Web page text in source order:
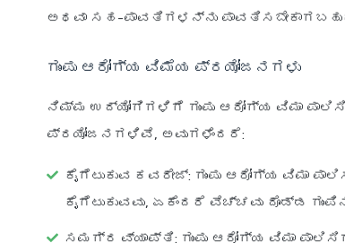
ಅಥವಾ ಸಹ-ಪಾವತಿಗಳನ್ನು
ಗುಂಪು ಆರೋಗ್ಯ ವಿಮೆಯ ಪ್ರಯೋಜನಗಳು
ನಿಮ್ಮ ಉದ್ಯೋಗಿಗಳಿಗೆ ಗುಂಪು ಆರೋಗ್ಯ ವಿಮಾ
ಪ್ರಯೋಜನಗಳಿವೆ, ಅವುಗಳೆಂದರೆ:
ಕೈಗೆಟುಕುವ ಕವರೇಜ್: ಗುಂಪು ಆರೋಗ್ಯ ವಿಮಾ
ಕೈಗೆಟುಕುವವು, ಏಕೆಂದರೆ ವೆಚ್ಚವು ದೊಡ್ಡ
ಸಮಗ್ರ ವ್ಯಾಪ್ತಿ: ಗುಂಪು ಆರೋಗ್ಯ ವಿಮಾ